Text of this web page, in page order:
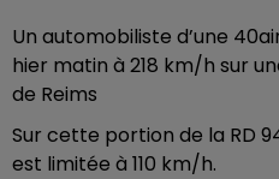
Un automobiliste d’une
hier matin à 218 km/h sur
de Reims
Sur cette portion de la RD
est limitée à 110 km/h.